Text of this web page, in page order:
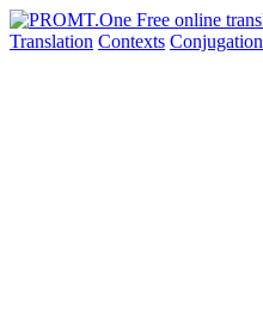
Translation Contexts Conjugation